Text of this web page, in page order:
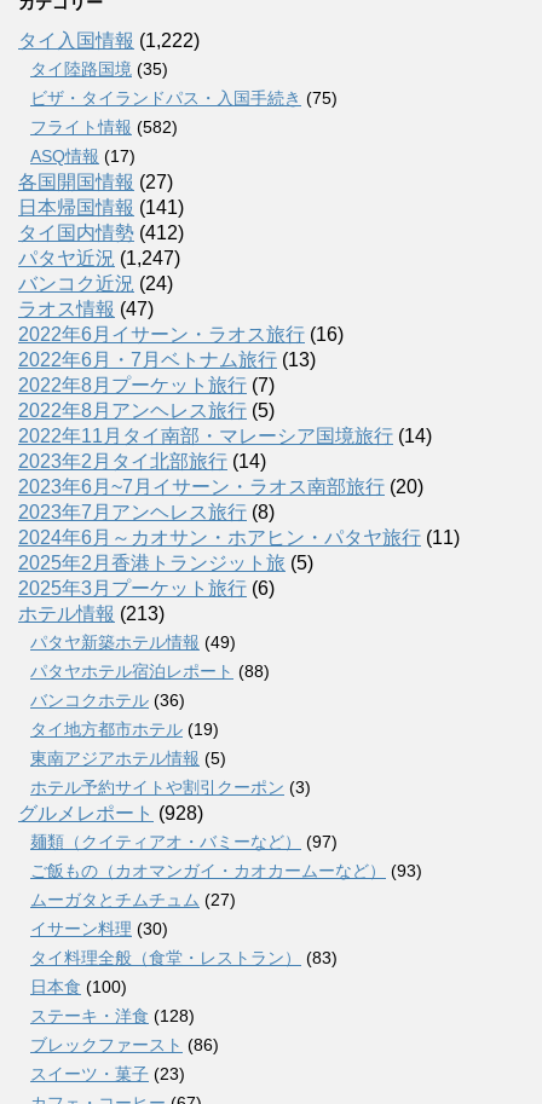
タイ入国情報 (1,222)
タイ陸路国境 (35)
ビザ・タイランドパス・入国手続き (75)
フライト情報 (582)
ASQ情報 (17)
各国開国情報 (27)
日本帰国情報 (141)
タイ国内情勢 (412)
パタヤ近況 (1,247)
バンコク近況 (24)
ラオス情報 (47)
2022年6月イサーン・ラオス旅行 (16)
2022年6月・7月ベトナム旅行 (13)
2022年8月プーケット旅行 (7)
2022年8月アンヘレス旅行 (5)
2022年11月タイ南部・マレーシア国境旅行 (14)
2023年2月タイ北部旅行 (14)
2023年6月~7月イサーン・ラオス南部旅行 (20)
2023年7月アンヘレス旅行 (8)
2024年6月～カオサン・ホアヒン・パタヤ旅行 (11)
2025年2月香港トランジット旅 (5)
2025年3月プーケット旅行 (6)
ホテル情報 (213)
パタヤ新築ホテル情報 (49)
パタヤホテル宿泊レポート (88)
バンコクホテル (36)
タイ地方都市ホテル (19)
東南アジアホテル情報 (5)
ホテル予約サイトや割引クーポン (3)
グルメレポート (928)
麺類（クイティアオ・バミーなど）
(97)
ご飯もの（カオマンガイ・カオカームーなど）
(93)
ムーガタとチムチュム (27)
イサーン料理 (30)
タイ料理全般（食堂・レストラン）
(83)
日本食 (100)
ステーキ・洋食 (128)
ブレックファースト (86)
スイーツ・菓子 (23)